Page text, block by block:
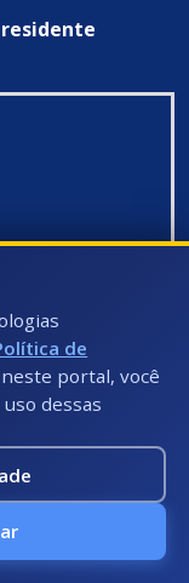
©: 2026
de
portal, você
dessas